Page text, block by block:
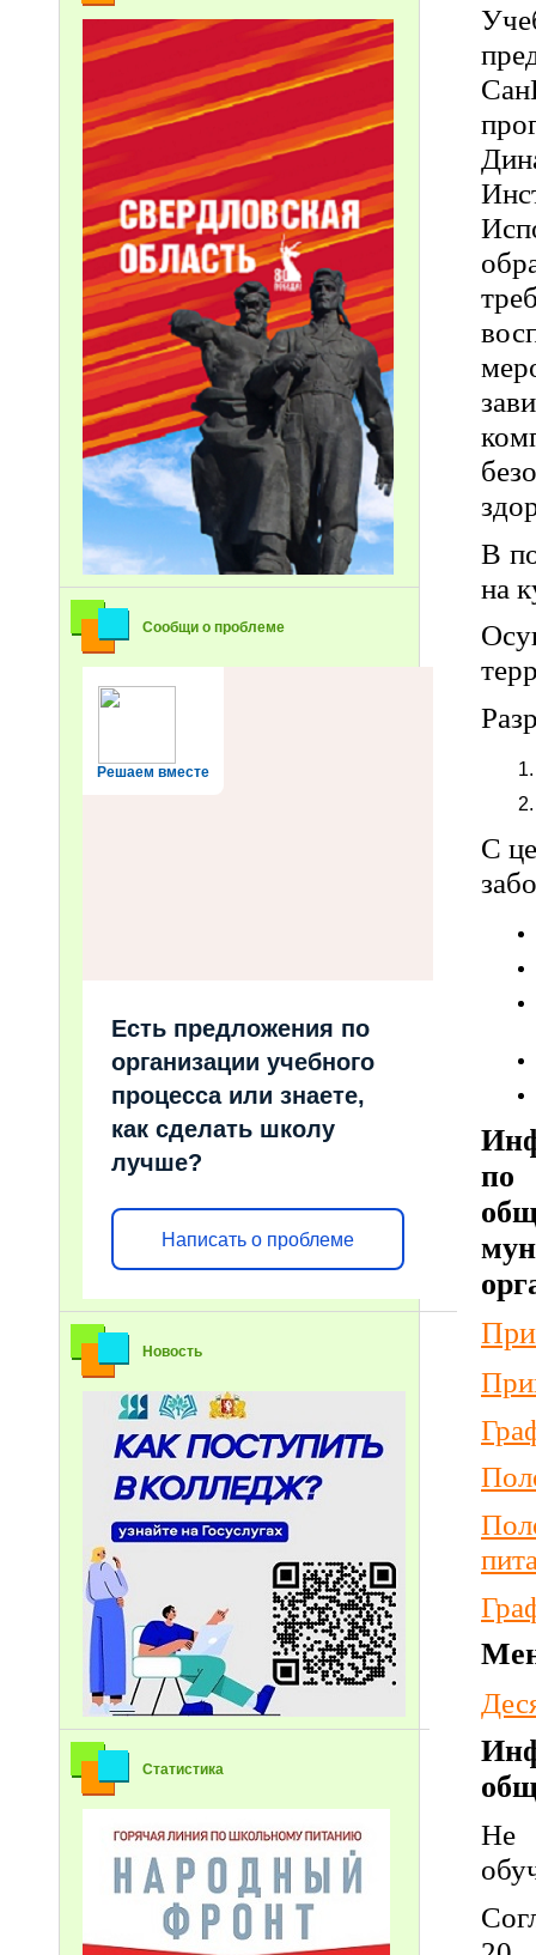
Сообщи о проблеме
Решаем вместе
Есть предложения по
организации учебного
процесса или знаете,
как сделать школу
лучше?
Написать о проблеме
Новость
Статистика
В
на
С
по
Не